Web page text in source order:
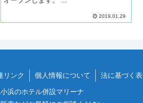
2019.01.29
リンク 個人情報について 法に基づく
浜のホテル併設マリーナ